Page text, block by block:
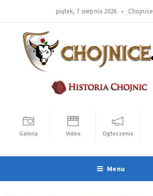
piątek, 7 sierpnia 2026 • Chojnice
Galeria Video Ogłoszenia
Menu